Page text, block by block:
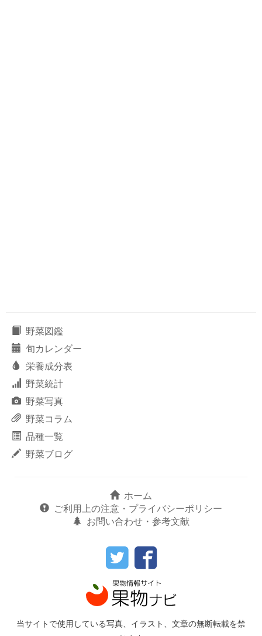
野菜図鑑
旬カレンダー
栄養成分表
野菜統計
野菜写真
野菜コラム
品種一覧
野菜ブログ
ホーム
ご利用上の注意・プライバシーポリシー
お問い合わせ・参考文献
当サイトで使用している写真、イラスト、文章の無断転載を禁